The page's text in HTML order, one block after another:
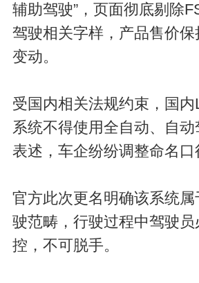
辅助驾驶”，页面彻底剔除
驾驶相关字样，产品售价
变动。
受国内相关法规约束，国
系统不得使用全自动、自
表述，车企纷纷调整命名口
官方此次更名明确该系统
驶范畴，行驶过程中驾驶员
控，不可脱手。